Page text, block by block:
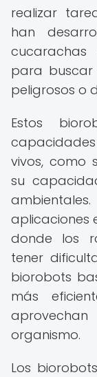
realizar
han
para buscar
peligrosos o
Estos
vivos, como
su
aplicaciones
donde los
tener
biorobots
más
organismo.
Los